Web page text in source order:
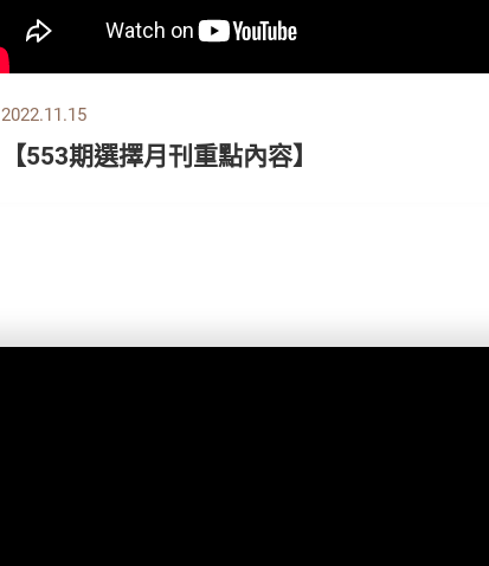
2022.11.15
【553期選擇月刊重點內容】